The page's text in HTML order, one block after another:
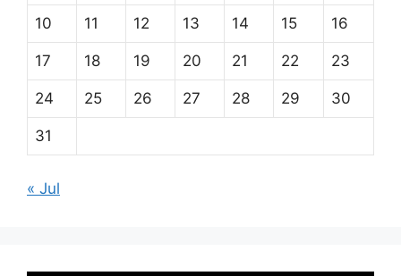
10 11 12 13 14 15 16
17 18 19 20 21 22 23
24 25 26 27 28 29 30
31
« Jul